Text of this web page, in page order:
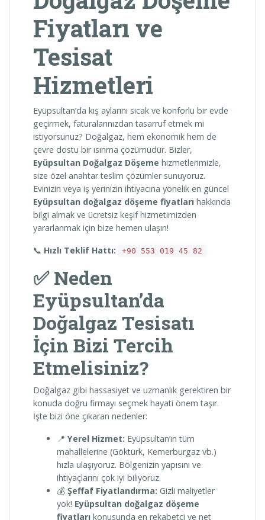
Fiyatları ve
Tesisat
Hizmetleri
Eyüpsultan’da kış aylarını sıcak ve konforlu bir evde
geçirmek, faturalarınızdan tasarruf etmek mi
istiyorsunuz? Doğalgaz, hem ekonomik hem de
çevre dostu bir ısınma çözümüdür. Bizler,
Eyüpsultan Doğalgaz Döşeme hizmetlerimizle,
size özel anahtar teslim çözümler sunuyoruz.
Evinizin veya iş yerinizin ihtiyacına yönelik en güncel
Eyüpsultan doğalgaz döşeme fiyatları hakkında
bilgi almak ve ücretsiz keşif hizmetimizden
yararlanmak için bize hemen ulaşın!
📞 Hızlı Teklif Hattı: +90 553 019 45 82
✅ Neden
Eyüpsultan’da
Doğalgaz Tesisatı
İçin Bizi Tercih
Etmelisiniz?
Doğalgaz gibi hassasiyet ve uzmanlık gerektiren bir
konuda doğru firmayı seçmek hayati önem taşır.
İşte bizi öne çıkaran nedenler:
📍 Yerel Hizmet: Eyüpsultan’ın tüm
mahallelerine (Göktürk, Kemerburgaz vb.)
hızla ulaşıyoruz. Bölgenizin yapısını ve
ihtiyaçlarını çok iyi biliyoruz.
💰 Şeffaf Fiyatlandırma: Gizli maliyetler
yok! Eyüpsultan doğalgaz döşeme
fiyatları konusunda en rekabetçi ve net